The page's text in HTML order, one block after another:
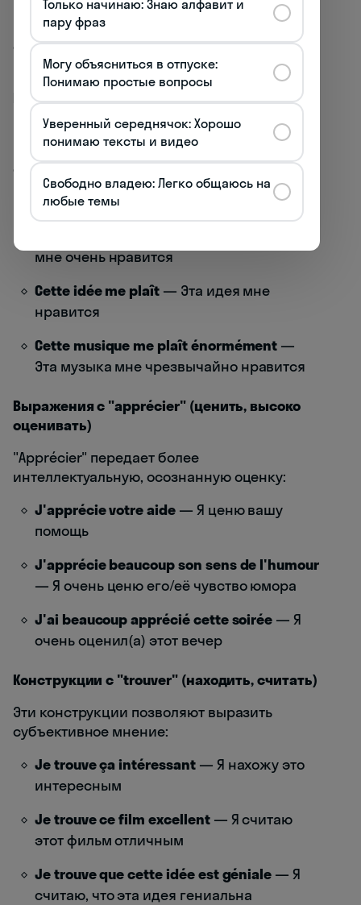
передать оттенки ваших симпатий.
Владение этими выражениями
существенно повысит ваш уровень
владения языком. 🌟
Конструкции с глаголом "plaire"
Глагол "plaire" (нравиться) используется
иначе, чем "aimer". В этих конструкциях
объект симпатии становится подлежащим:
Ça me plaît— Мне это нравится
мне очень нравится
Cette idée me plaît — Эта идея мне
нравится
Cette musique me plaît énormément —
Эта музыка мне чрезвычайно нравится
Выражения с "apprécier" (ценить, высоко
оценивать)
"Apprécier" передает более
интеллектуальную, осознанную оценку:
J'apprécie votre aide— Я ценю вашу
помощь
J'apprécie beaucoup son sens de l'humour
— Я очень ценю его/её чувство юмора
J'ai beaucoup apprécié cette soirée — Я
очень оценил(а) этот вечер
Конструкции с "trouver" (находить, считать)
Эти конструкции позволяют выразить
субъективное мнение:
Je trouve ça intéressant— Я нахожу это
интересным
Je trouve ce film excellent— Я считаю
этот фильм отличным
Je trouve que cette idée est géniale — Я
считаю, что эта идея гениальна
Только начинаю: Знаю алфавит и
пару фраз
Могу объясниться в отпуске:
Понимаю простые вопросы
Уверенный середнячок: Хорошо
понимаю тексты и видео
Свободно владею: Легко общаюсь на
любые темы